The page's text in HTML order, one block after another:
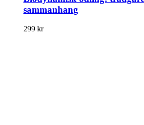
sammanhang
299 kr